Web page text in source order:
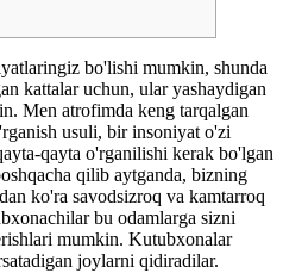
bo'lishi mumkin, shunda
kattalar uchun, ular yashaydigan
Men atrofimda keng tarqalgan
usuli, bir insoniyat o'zi
qayta o'rganilishi kerak bo'lgan
qilib aytganda, bizning
ko'ra savodsizroq va kamtarroq
bu odamlarga sizni
mumkin. Kutubxonalar
joylarni qidiradilar.